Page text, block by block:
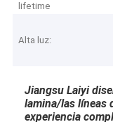
lifetime
Alta luz:
Jiangsu Laiyi
lamina/las líneas
experiencia